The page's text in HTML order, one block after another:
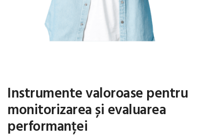
Instrumente valoroase pentru
monitorizarea și evaluarea
performanței